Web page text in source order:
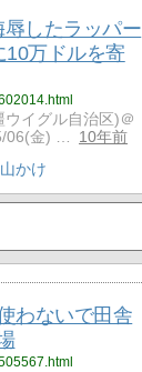
したラッパー
10万ドルを寄
イグル自治区)＠
06(金) …
10年前
かけ
わないで田舎